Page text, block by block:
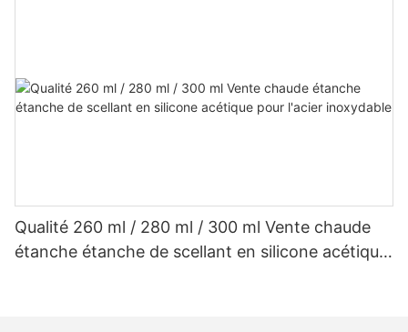
Qualité 260 ml / 280 ml / 300 ml Vente chaude
étanche étanche de scellant en silicone acétique